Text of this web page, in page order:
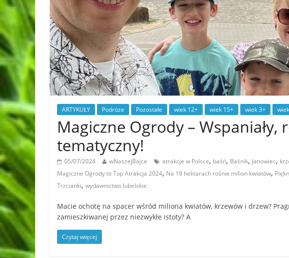
ARTYKUŁY Podróże Pozostałe wiek 12+ wiek 15+ wiek 3+
Magiczne Ogrody –
tematyczny!
05/07/2024 wNaszejBajce atrakcje w Polsce, baśń, Baśnik, Janowiec,
Magiczne Ogrody to Top Atrakcja 2024, Na 18 hektarach rośnie milion kwiatów,
Trzcianki, wydawnictwo lubelskie
Macie ochotę na spacer wśród miliona kwiatów, krzewów i drzew?
zamieszkiwanej przez niezwykłe istoty? A
Czytaj więcej